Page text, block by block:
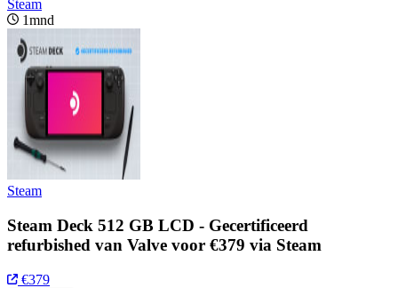
Steam
1mnd
Steam
Steam Deck 512 GB LCD - Gecertificeerd
refurbished van Valve voor €379 via Steam
€379